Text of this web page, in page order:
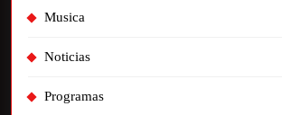
Musica
Noticias
Programas